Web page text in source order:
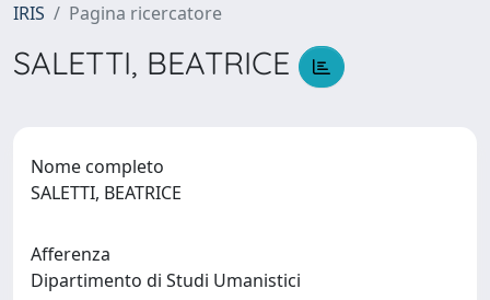
IRIS Pagina ricercatore
SALETTI, BEATRICE
Nome completo
SALETTI, BEATRICE
Afferenza
Dipartimento di Studi Umanistici